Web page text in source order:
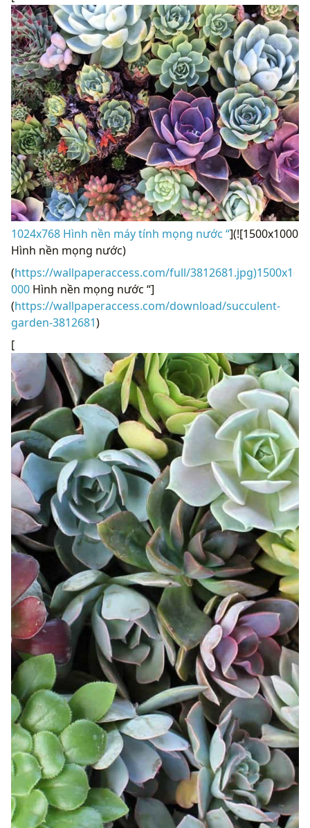
1024x768 Hình nền máy tính mọng nước “](![1500x1000
Hình nền mọng nước)
(https://wallpaperaccess.com/full/3812681.jpg)1500x1
000 Hình nền mọng nước “]
(https://wallpaperaccess.com/download/succulent-
garden-3812681)
[